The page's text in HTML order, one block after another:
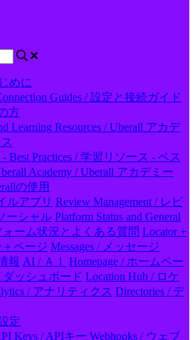
めに
Guides / 設定と接続ガイド
方
Learning Resources / Uberall アカデ
- Best Practices / 学習リソース - ベス
Academy / Uberall アカデミー
の使用
ルアプリ Review Management / レビ
ーシャル Platform Status and General
ーム状況とよくある質問 Locator +
＋ページ Messages / メッセージ
報 AI / ＡＩ
Homepage / ホームペー
ダッシュボード Location Hub / ロケ
/ アナリティクス Directories / デ
定
Keys / APIキー Webhooks / ウェブ